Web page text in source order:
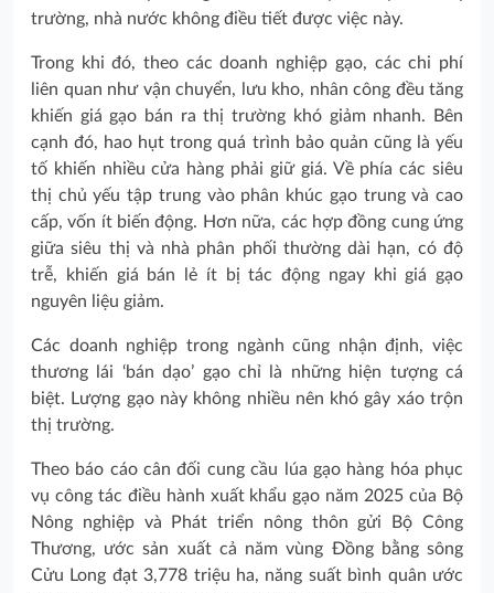
trường, nhà nước không điều tiết được việc này.
Trong khi đó, theo các doanh nghiệp gạo, các chi phí
liên quan như vận chuyển, lưu kho, nhân công đều tăng
khiến giá gạo bán ra thị trường khó giảm nhanh. Bên
cạnh đó, hao hụt trong quá trình bảo quản cũng là yếu
tố khiến nhiều cửa hàng phải giữ giá. Về phía các siêu
thị chủ yếu tập trung vào phân khúc gạo trung và cao
cấp, vốn ít biến động. Hơn nữa, các hợp đồng cung ứng
giữa siêu thị và nhà phân phối thường dài hạn, có độ
trễ, khiến giá bán lẻ ít bị tác động ngay khi giá gạo
nguyên liệu giảm.
Các doanh nghiệp trong ngành cũng nhận định, việc
thương lái ‘bán dạo’ gạo chỉ là những hiện tượng cá
biệt. Lượng gạo này không nhiều nên khó gây xáo trộn
thị trường.
Theo báo cáo cân đối cung cầu lúa gạo hàng hóa phục
vụ công tác điều hành xuất khẩu gạo năm 2025 của Bộ
Nông nghiệp và Phát triển nông thôn gửi Bộ Công
Thương, ước sản xuất cả năm vùng Đồng bằng sông
Cửu Long đạt 3,778 triệu ha, năng suất bình quân ước